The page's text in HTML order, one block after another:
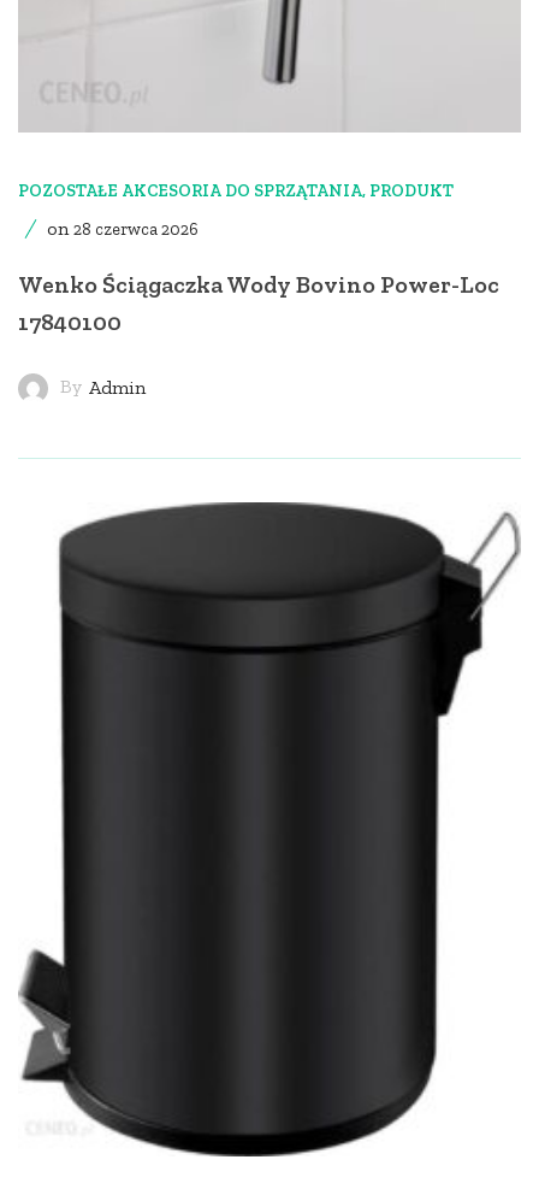
POZOSTAŁE AKCESORIA DO SPRZĄTANIA, PRODUKT
on28 czerwca 2026
Wenko Ściągaczka Wody Bovino Power-Loc
17840100
By Admin